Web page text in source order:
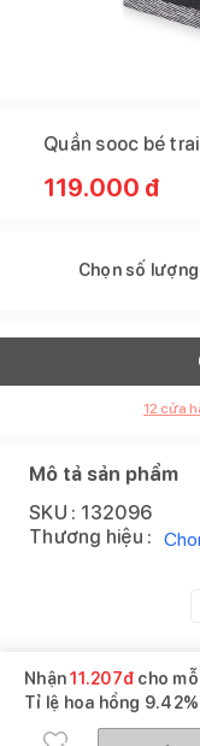
Quần sooc bé
119.000 đ
Chọn số lượng
12 cửa
Mô tả sản phẩm
SKU : 132096
Thương hiệu :
Sản phẩm tương
Nhận11.207đ cho
Tỉ lệ hoa hồng 9.42%